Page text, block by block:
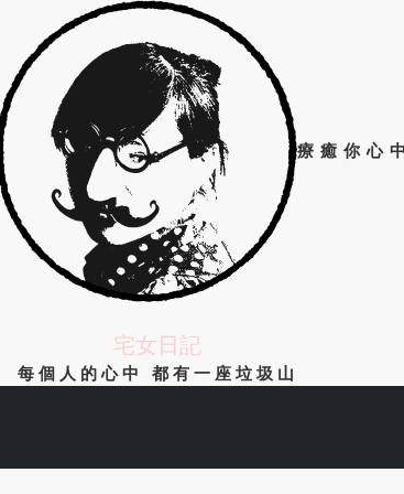
療癒你心
宅女日記
每個人的心中 都有一座垃圾山